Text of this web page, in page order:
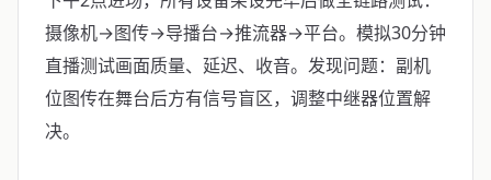
摄像机→图传→导播台→推流器→平台。模拟30分钟
直播测试画面质量、延迟、收音。发现问题：副机
位图传在舞台后方有信号盲区，调整中继器位置解
决。